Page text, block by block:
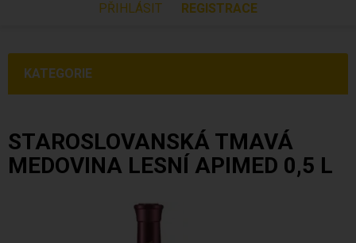
PŘIHLÁSIT REGISTRACE
KATEGORIE
STAROSLOVANSKÁ TMAVÁ
MEDOVINA LESNÍ APIMED 0,5 L